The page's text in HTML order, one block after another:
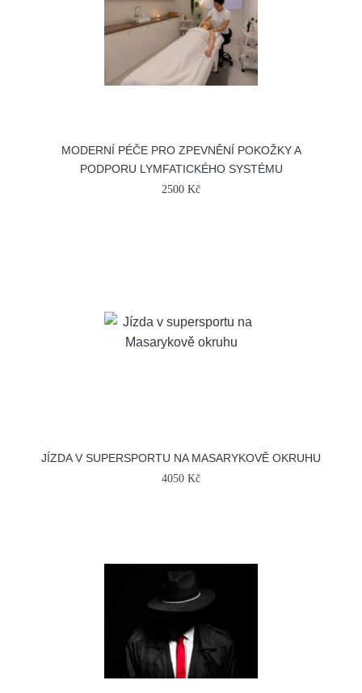
MODERNÍ PÉČE PRO ZPEVNĚNÍ POKOŽKY A
PODPORU LYMFATICKÉHO SYSTÉMU
2500 Kč
JÍZDA V SUPERSPORTU NA MASARYKOVĚ OKRUHU
4050 Kč